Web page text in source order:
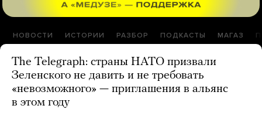
НОВОСТИ ИСТОРИИ РАЗБОР ПОДКАСТЫ МАГАЗ
The Telegraph: страны НАТО призвали
Зеленского не давить и не требовать
«невозможного» — приглашения в альянс
в этом году